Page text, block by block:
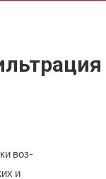
воз-
и